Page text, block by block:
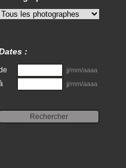
:
jj/mm/aaaa
jj/mm/aaaa